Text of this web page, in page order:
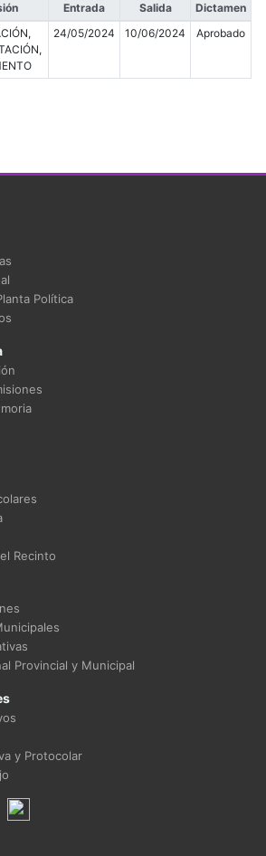
Entrada
Salida
Dictamen
24/05/2024 10/06/2024 Aprobado
Política
Recinto
Provincial y Municipal
y Protocolar